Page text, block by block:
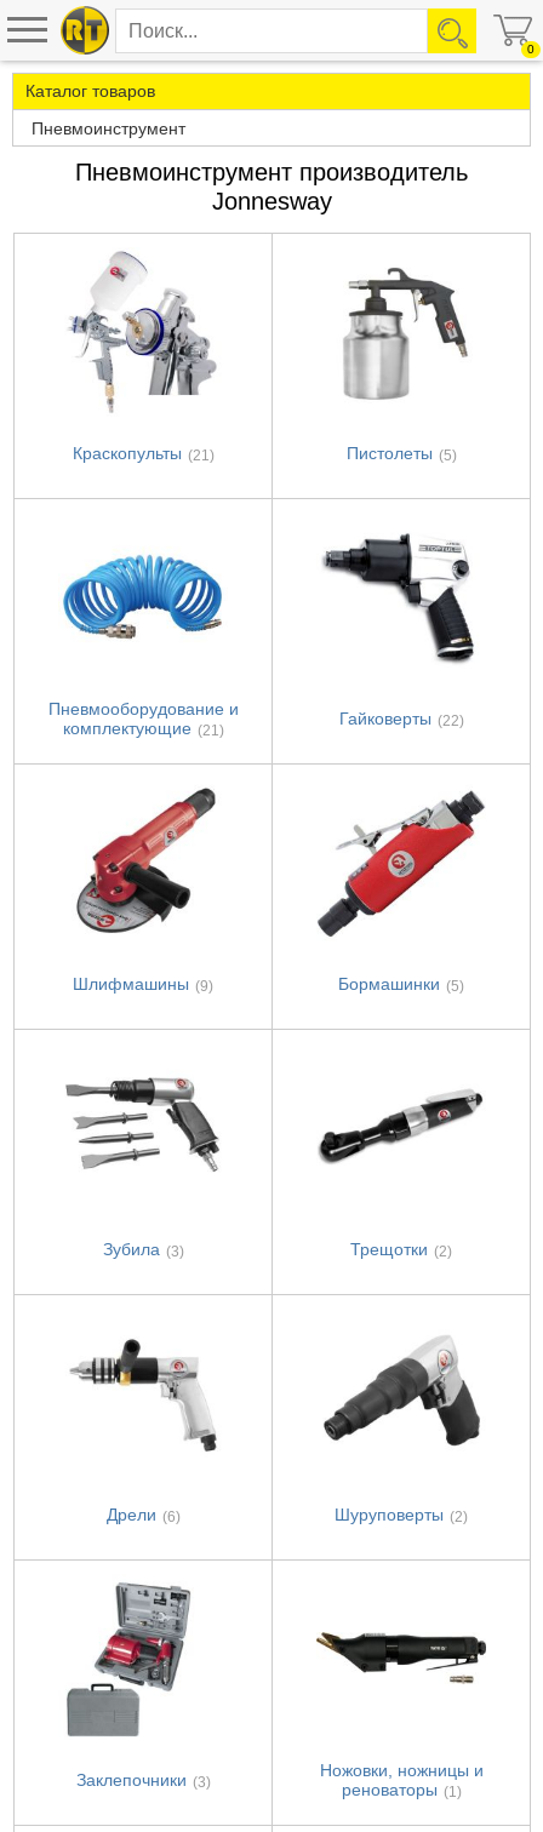
0
Каталог товаров
Пневмоинструмент
Пневмоинструмент производитель
Jonnesway
Краскопульты (21) Пистолеты (5)
Пневмооборудование и
комплектующие (21)
Гайковерты (22)
Шлифмашины (9) Бормашинки (5)
Зубила (3) Трещотки (2)
Дрели (6) Шуруповерты (2)
Заклепочники (3)
Ножовки, ножницы и
реноваторы (1)